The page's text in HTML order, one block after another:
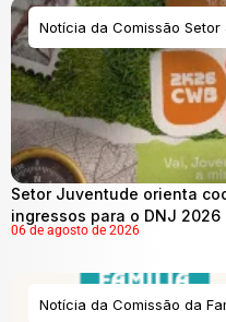
Notícia da Comissão Setor
Setor Juventude orienta
ingressos para o DNJ 2026
06 de agosto de 2026
Notícia da Comissão da